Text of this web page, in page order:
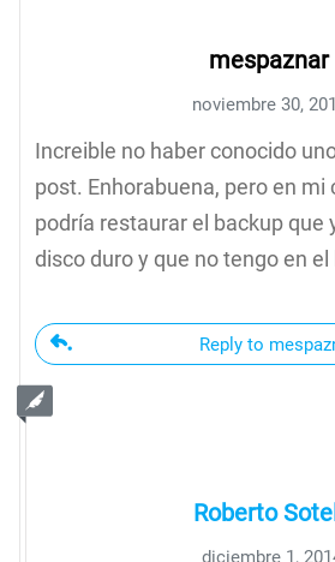
mespaznar
noviembre 30,
Increible no haber conocido
post. Enhorabuena, pero en mi
podría restaurar el backup que
disco duro y que no tengo en
Reply to
Roberto
diciembre 1,